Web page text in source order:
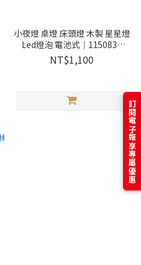
小夜燈 桌燈 床頭燈 木製 星星燈
Led燈泡 電池式│1150834
Jeantopia
NT$1,100
訂閱電子報享專屬優惠